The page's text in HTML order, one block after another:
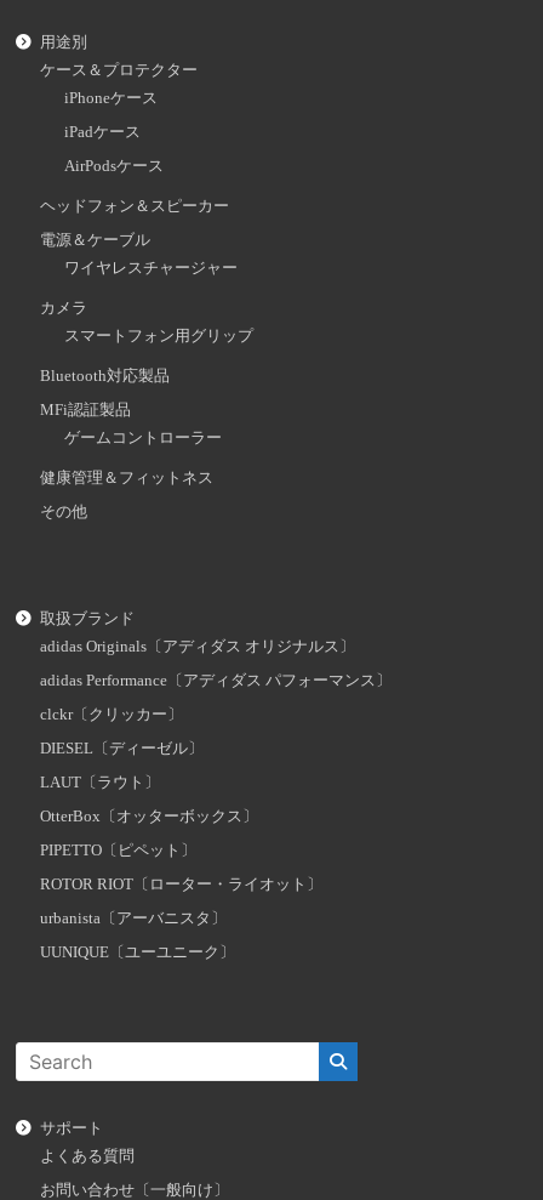
用途別
ケース＆プロテクター
iPhoneケース
iPadケース
AirPodsケース
ヘッドフォン＆スピーカー
電源＆ケーブル
ワイヤレスチャージャー
カメラ
スマートフォン用グリップ
Bluetooth対応製品
MFi認証製品
ゲームコントローラー
健康管理＆フィットネス
その他
取扱ブランド
adidas Originals〔アディダス オリジナルス〕
adidas Performance〔アディダス パフォーマンス〕
clckr〔クリッカー〕
DIESEL〔ディーゼル〕
LAUT〔ラウト〕
OtterBox〔オッターボックス〕
PIPETTO〔ピペット〕
ROTOR RIOT〔ローター・ライオット〕
urbanista〔アーバニスタ〕
UUNIQUE〔ユーユニーク〕
サポート
よくある質問
お問い合わせ〔一般向け〕